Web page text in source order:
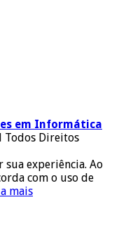
em Informática
Direitos
experiência. Ao
com o uso de
mais